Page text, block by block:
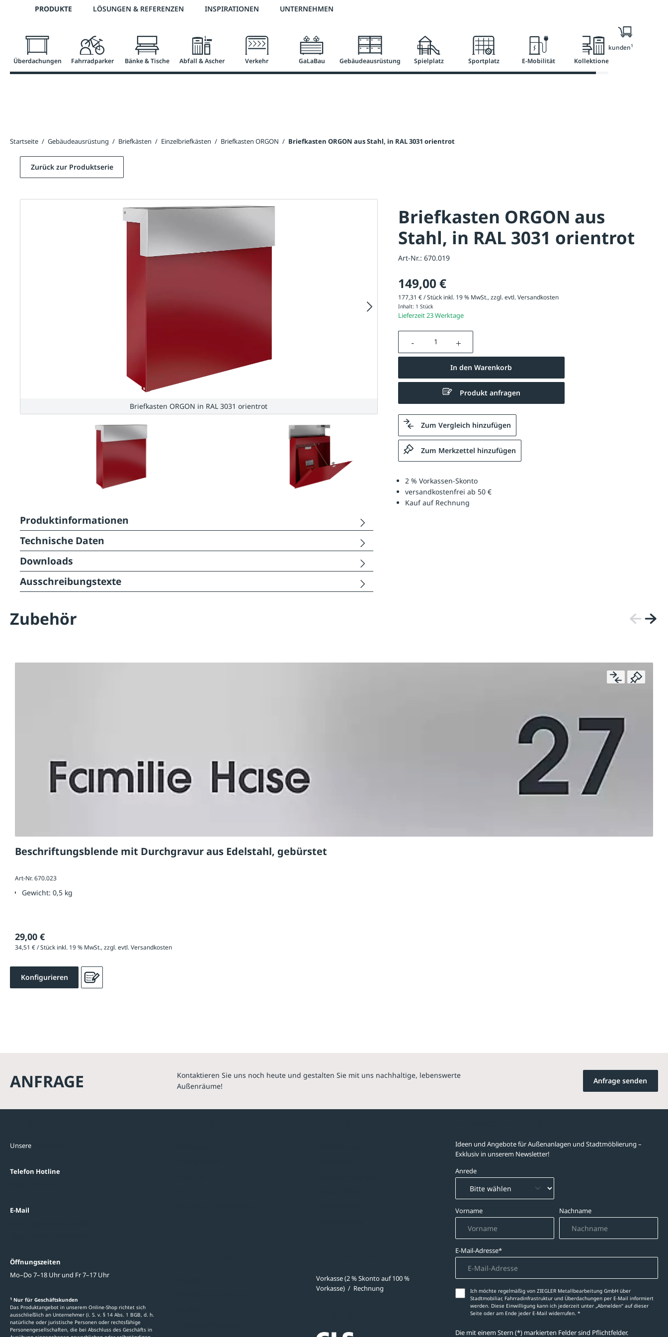
Zur Hauptnavigation springen
Telefon: 0800 / 100 49 02 2 % Vorkassen-Skonto versandkostenfrei ab 50 €
PRODUKTE LÖSUNGEN & REFERENZEN INSPIRATIONEN UNTERNEHMEN
Überdachungen Fahrradparker Bänke & Tische Abfall & Ascher Verkehr GaLaBau Gebäudeausrüstung Spielplatz Sportplatz E-Mobilität Kollektionen
Nur für Geschäftskunden1
Startseite / Gebäudeausrüstung / Briefkästen / Einzelbriefkästen / Briefkasten ORGON / Briefkasten ORGON aus Stahl, in RAL 3031 orientrot
Briefkasten ORGON aus
Stahl, in RAL 3031 orientrot
Art-Nr.: 670.019
149,00 €
177,31 € / Stück inkl. 19 % MwSt., zzgl. evtl.Versandkosten
Inhalt: 1 Stück
Lieferzeit 23 Werktage
Produkt Anzahl: Gib den gewünschten Wert ein oder
In den Warenkorb
Produkt anfragen
Zum Vergleich hinzufügen
Zum Merkzettel hinzufügen
2 % Vorkassen-Skonto
versandkostenfrei ab 50 €
Kauf auf Rechnung
Zurück zur Produktserie
Briefkasten ORGON in RAL 3031 orientrot Briefkasten ORGON in RAL 3031 orientrot
Produktinformationen
Technische Daten
Downloads
Ausschreibungstexte
Zubehör
Beschriftungsblende mit Durchgravur aus Edelstahl, gebürstet
Art-Nr. 670.023
Gewicht: 0,5 kg
29,00 €
34,51 € / Stück inkl. 19 % MwSt., zzgl. evtl. Versandkosten
Konfigurieren
ANFRAGE
Kontaktieren Sie uns noch heute und gestalten Sie mit uns nachhaltige, lebenswerte
Außenräume!
Anfrage senden
Unsere
Telefon Hotline
E-Mail
Öffnungszeiten
Mo–Do 7–18 Uhr und Fr 7–17 Uhr
1 Nur für Geschäftskunden
Das Produktangebot in unserem Online-Shop richtet sich
ausschließlich an Unternehmer (i. S. v. § 14 Abs. 1 BGB, d. h.
natürliche oder juristische Personen oder rechtsfähige
Personengesellschaften, die bei Abschluss des Geschäfts in
Vorkasse (2 % Skonto auf 100 %
Vorkasse) / Rechnung
Ideen und Angebote für Außenanlagen und Stadtmöblierung –
Exklusiv in unserem Newsletter!
Anrede
Vorname Nachname
E-Mail-Adresse*
Ich möchte regelmäßig von ZIEGLER Metallbearbeitung GmbH über
Stadtmobiliar, Fahrradinfrastruktur und Überdachungen per E-Mail informiert
werden. Diese Einwilligung kann ich jederzeit unter „Abmelden‘‘ auf dieser
Seite oder am Ende jeder E-Mail widerrufen. *
Die mit einem Stern (*) markierten Felder sind Pflichtfelder.